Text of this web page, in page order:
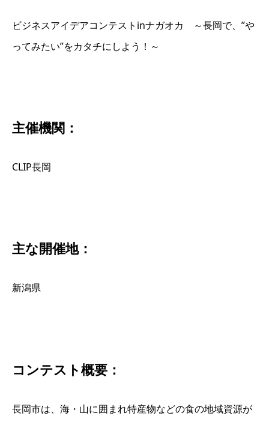
ビジネスアイデアコンテストinナガオカ ～長岡で、”や
ってみたい”をカタチにしよう！～
主催機関：
CLIP長岡
主な開催地：
新潟県
コンテスト概要：
長岡市は、海・山に囲まれ特産物などの食の地域資源が